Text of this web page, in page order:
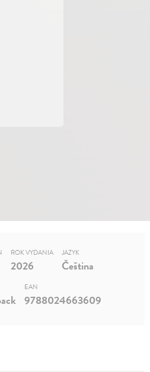
ROK VYDANIA
2026
JAZYK
Čeština
EAN
9788024663609